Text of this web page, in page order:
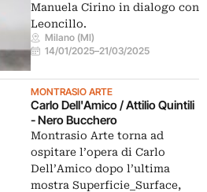
Manuela Cirino in dialogo con
Leoncillo.
Milano (MI)
14/01/2025–21/03/2025
MONTRASIO ARTE
Carlo Dell'Amico / Attilio Quintili
- Nero Bucchero
Montrasio Arte torna ad
ospitare l’opera di Carlo
Dell’Amico dopo l’ultima
mostra Superficie_Surface,